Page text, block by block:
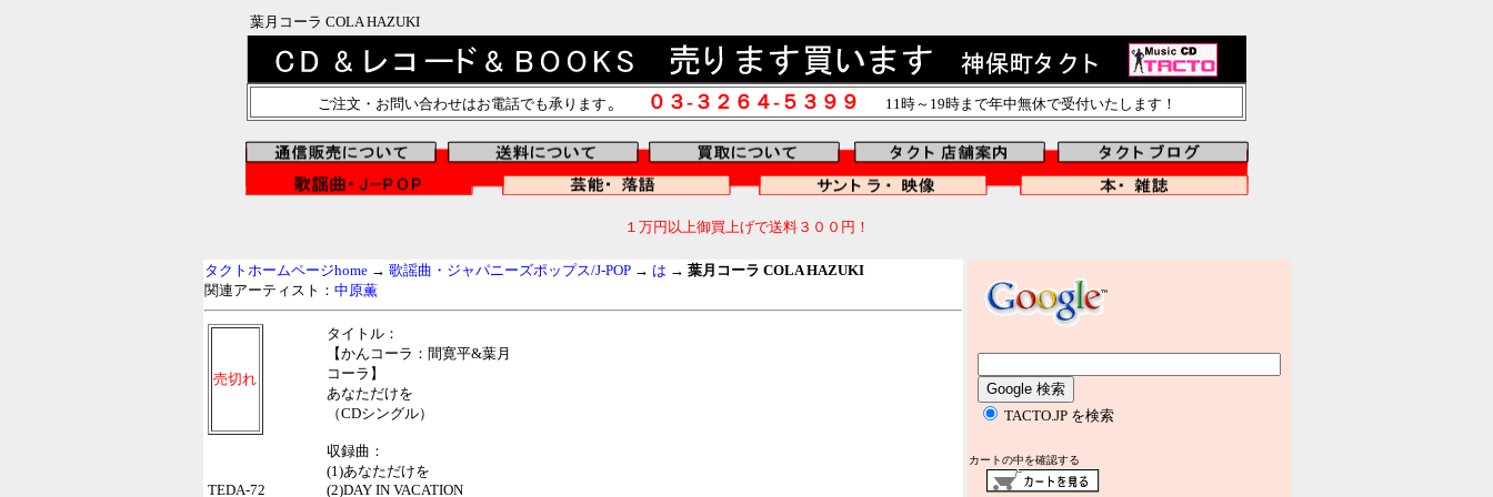
葉月コーラ COLA HAZUKI
ご注文・お問い合わせはお電話でも承ります。 ０３-３２６４-５３９９ 11時～19時まで年中無休で受付いたします！
１万円以上御買上げで送料３００円！
タクトホームページhome → 歌謡曲・ジャパニーズポップス/J-POP→ は → 葉月コーラ COLA HAZUKI
関連アーティスト： 中原薫
売切れ
タイトル：
【かんコーラ：間寛平&葉月
コーラ】
あなただけを
（CDシングル）
収録曲：
(1)あなただけを
(2)DAY IN VACATION
TEDA-72
TACTO.JP を検索
カートの中を確認する